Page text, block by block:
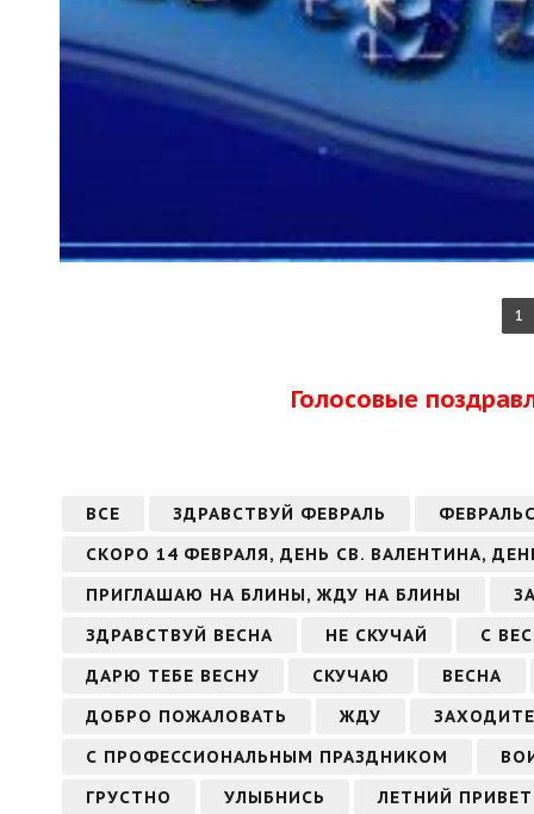
1
Голосовые
ВСЕ ЗДРАВСТВУЙ ФЕВРАЛЬ
СКОРО 14 ФЕВРАЛЯ, ДЕНЬ СВ. ВАЛЕНТИНА,
ПРИГЛАШАЮ НА БЛИНЫ, ЖДУ НА БЛИНЫ
ЗДРАВСТВУЙ ВЕСНА
НЕ СКУЧАЙ
С
ДАРЮ ТЕБЕ ВЕСНУ
СКУЧАЮ
ВЕСНА
ДОБРО ПОЖАЛОВАТЬ
ЖДУ
С ПРОФЕССИОНАЛЬНЫМ ПРАЗДНИКОМ
ГРУСТНО
УЛЫБНИСЬ
ЛЕТНИЙ